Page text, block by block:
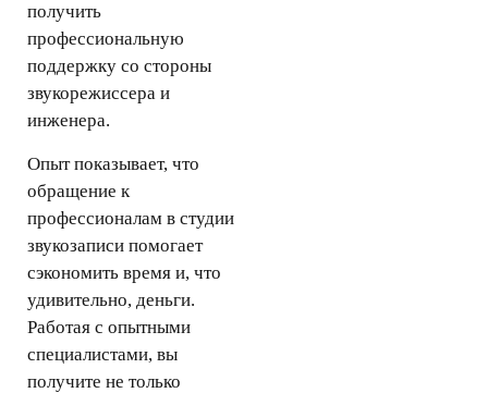
получить
профессиональную
поддержку со стороны
звукорежиссера и
инженера.
Опыт показывает, что
обращение к
профессионалам в студии
звукозаписи помогает
сэкономить время и, что
удивительно, деньги.
Работая с опытными
специалистами, вы
получите не только